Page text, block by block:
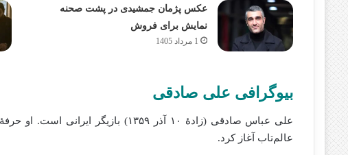
عکس پژمان جمشیدی در پشت صحنه
نمایش برای فروش
1 مرداد 1405
بیوگرافی علی صادقی
عالم‌تاب آغاز کرد.